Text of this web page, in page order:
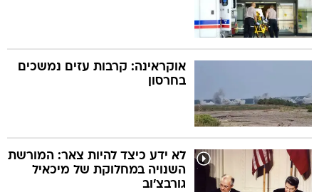
אוקראינה: קרבות עזים נמשכים
בחרסון
לא ידע כיצד להיות צאר: המורשת
השנויה במחלוקת של מיכאיל
גורבצ'וב